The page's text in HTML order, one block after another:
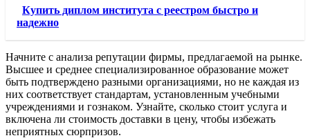
Купить диплом института с реестром быстро и
надежно
Начните с анализа репутации фирмы, предлагаемой на рынке.
Высшее и среднее специализированное образование может
быть подтверждено разными организациями, но не каждая из
них соответствует стандартам, установленным учебными
учреждениями и гознаком. Узнайте, сколько стоит услуга и
включена ли стоимость доставки в цену, чтобы избежать
неприятных сюрпризов.